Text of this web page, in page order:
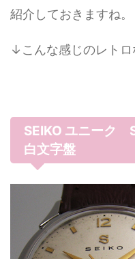
紹介しておきますね。
↓こんな感じのレト
SEIKO ユニーク
白文字盤